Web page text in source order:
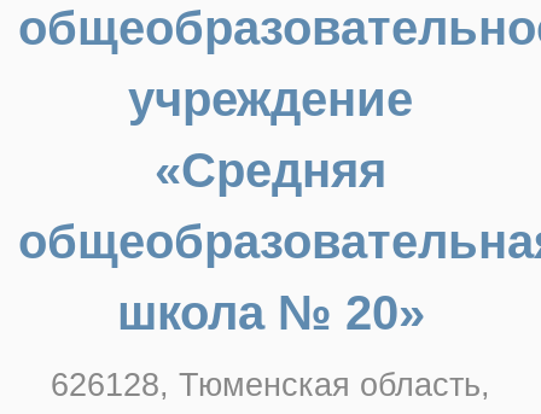
учреждение
«Средняя
школа № 20»
626128, Тюменская область,